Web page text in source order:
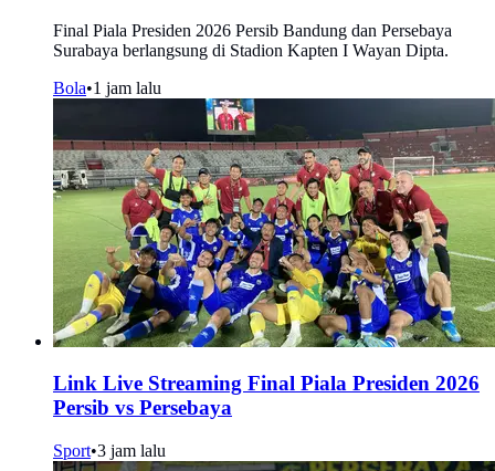
Final Piala Presiden 2026 Persib Bandung dan Persebaya
Surabaya berlangsung di Stadion Kapten I Wayan Dipta.
Bola•1 jam lalu
Link Live Streaming Final Piala Presiden 2026
Persib vs Persebaya
Sport•3 jam lalu